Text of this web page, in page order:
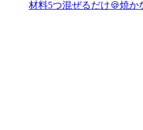
材料5つ混ぜるだけ🍪焼か